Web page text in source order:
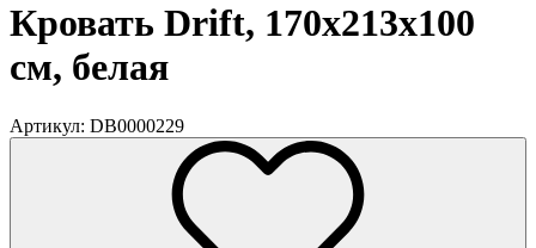
Кровать Drift, 170x213х100
см, белая
Артикул: DB0000229